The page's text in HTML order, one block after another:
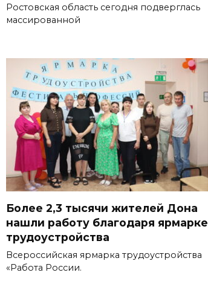
Ростовская область сегодня подверглась
массированной
Более 2,3 тысячи жителей Дона
нашли работу благодаря ярмарке
трудоустройства
Всероссийская ярмарка трудоустройства
«Работа России.